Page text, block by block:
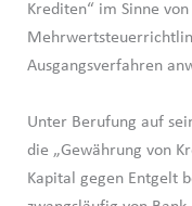
Krediten“ im Sinne
Ausgangsverfahren
Unter Berufung auf
die „Gewährung von
Kapital gegen Entgelt